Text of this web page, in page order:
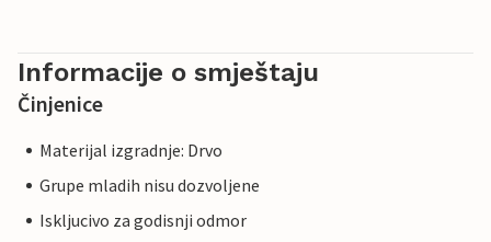
Informacije o smještaju
Činjenice
Materijal izgradnje: Drvo
Grupe mladih nisu dozvoljene
Iskljucivo za godisnji odmor